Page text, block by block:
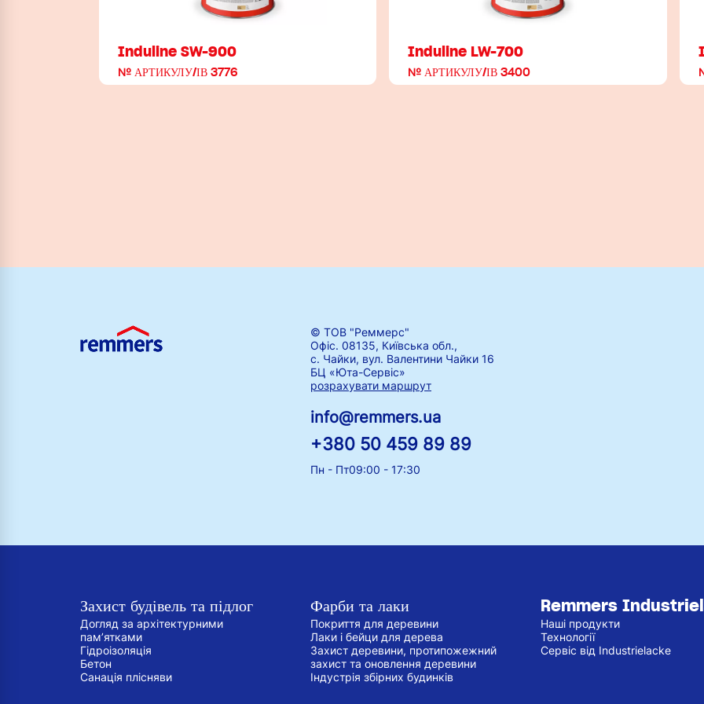
Induline SW-900
№ АРТИКУЛУ/ІВ 3776
Induline LW-700
№ АРТИКУЛУ/ІВ 3400
© ТОВ "Реммерс"
Офіс. 08135, Київська обл.,
с. Чайки, вул. Валентини Чайки 16
БЦ «Юта-Сервіс»
розрахувати маршрут
info@remmers.ua
+380 50 459 89 89
Пн - Пт09:00 - 17:30
Захист будівель та підлог
Догляд за архітектурними
пам’ятками
Гідроізоляція
Бетон
Санація плісняви
Фарби та лаки
Покриття для деревини
Лаки і бейци для дерева
Захист деревини, протипожежний
захист та оновлення деревини
Індустрія збірних будинків
Remmers
Наші продукти
Технології
Сервіс від Industrielacke